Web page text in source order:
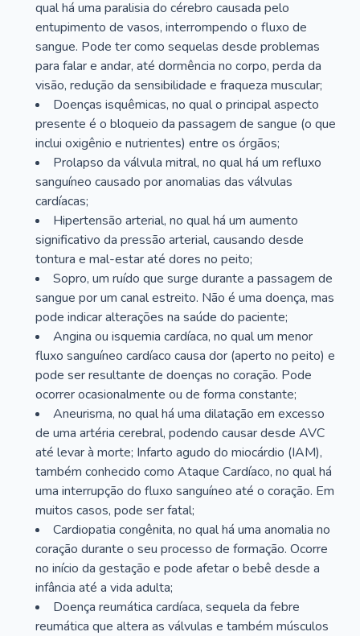
qual há uma paralisia do cérebro causada pelo
entupimento de vasos, interrompendo o fluxo de
sangue. Pode ter como sequelas desde problemas
para falar e andar, até dormência no corpo, perda da
visão, redução da sensibilidade e fraqueza muscular;
Doenças isquêmicas, no qual o principal aspecto
presente é o bloqueio da passagem de sangue (o que
inclui oxigênio e nutrientes) entre os órgãos;
Prolapso da válvula mitral, no qual há um refluxo
sanguíneo causado por anomalias das válvulas
cardíacas;
Hipertensão arterial, no qual há um aumento
significativo da pressão arterial, causando desde
tontura e mal-estar até dores no peito;
Sopro, um ruído que surge durante a passagem de
sangue por um canal estreito. Não é uma doença, mas
pode indicar alterações na saúde do paciente;
Angina ou isquemia cardíaca, no qual um menor
fluxo sanguíneo cardíaco causa dor (aperto no peito) e
pode ser resultante de doenças no coração. Pode
ocorrer ocasionalmente ou de forma constante;
Aneurisma, no qual há uma dilatação em excesso
de uma artéria cerebral, podendo causar desde AVC
até levar à morte; Infarto agudo do miocárdio (IAM),
também conhecido como Ataque Cardíaco, no qual há
uma interrupção do fluxo sanguíneo até o coração. Em
muitos casos, pode ser fatal;
Cardiopatia congênita, no qual há uma anomalia no
coração durante o seu processo de formação. Ocorre
no início da gestação e pode afetar o bebê desde a
infância até a vida adulta;
Doença reumática cardíaca, sequela da febre
reumática que altera as válvulas e também músculos